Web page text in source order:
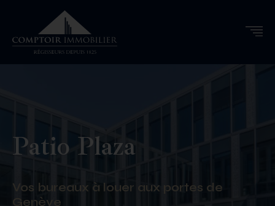
Patio Plaza
Vos bureaux à louer aux portes de
Genève